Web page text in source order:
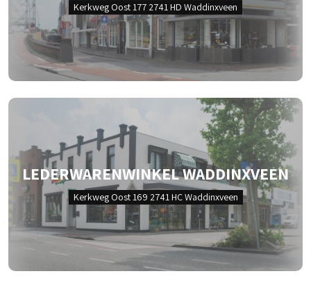
Kerkweg Oost 177 2741 HD Waddinxveen
LEDERWARENWINKEL WADDINXVEEN
Kerkweg Oost 169 2741 HC Waddinxveen